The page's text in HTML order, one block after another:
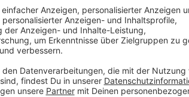
Impressum.html Datenschutz:
Datenschutzerklaerung-
Bäder unsere Gesellschaft prägten
20. Jahrhunderts hatten die meisten